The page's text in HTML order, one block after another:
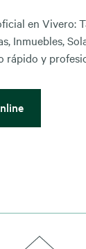
en Vivero:
Inmuebles,
rápido y